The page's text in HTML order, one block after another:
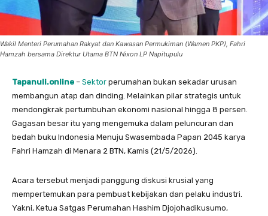
Wakil Menteri Perumahan Rakyat dan Kawasan Permukiman (Wamen PKP), Fahri
Hamzah bersama Direktur Utama BTN Nixon LP Napitupulu
Tapanuli.online – Sektor perumahan bukan sekadar urusan
membangun atap dan dinding. Melainkan pilar strategis untuk
mendongkrak pertumbuhan ekonomi nasional hingga 8 persen.
Gagasan besar itu yang mengemuka dalam peluncuran dan
bedah buku Indonesia Menuju Swasembada Papan 2045 karya
Fahri Hamzah di Menara 2 BTN, Kamis (21/5/2026).
​Acara tersebut menjadi panggung diskusi krusial yang
mempertemukan para pembuat kebijakan dan pelaku industri.
Yakni, Ketua Satgas Perumahan Hashim Djojohadikusumo,